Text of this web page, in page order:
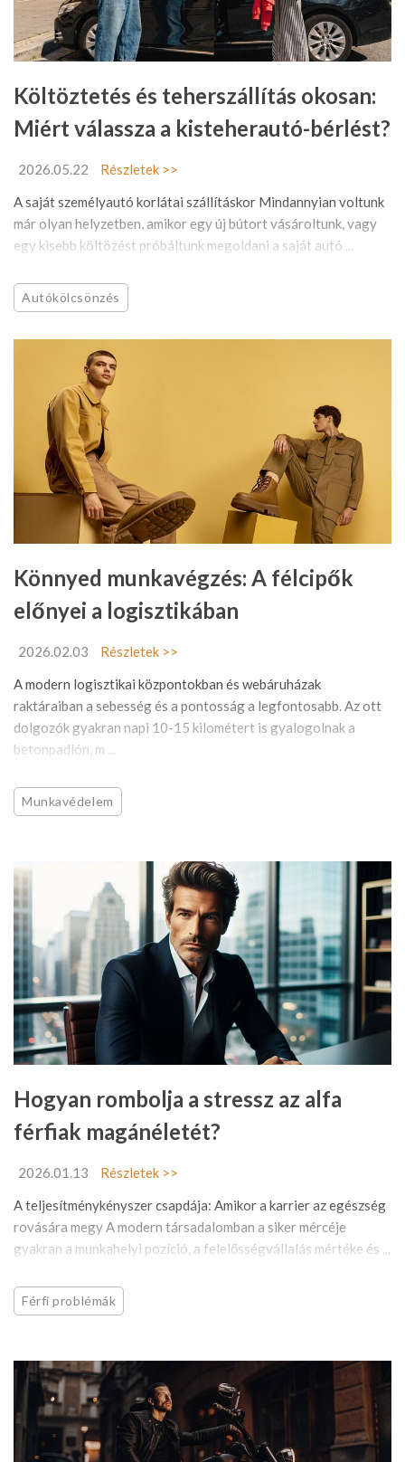
Költöztetés és teherszállítás okosan:
Miért válassza a kisteherautó-bérlést?
2026.05.22
Részletek >>
A saját személyautó korlátai szállításkor Mindannyian voltunk
már olyan helyzetben, amikor egy új bútort vásároltunk, vagy
egy kisebb költözést próbáltunk megoldani a saját autó ...
Autókölcsönzés
Könnyed munkavégzés: A félcipők
előnyei a logisztikában
2026.02.03
Részletek >>
A modern logisztikai központokban és webáruházak
raktáraiban a sebesség és a pontosság a legfontosabb. Az ott
dolgozók gyakran napi 10-15 kilométert is gyalogolnak a
betonpadlón, m ...
Munkavédelem
Hogyan rombolja a stressz az alfa
férfiak magánéletét?
2026.01.13
Részletek >>
A teljesítménykényszer csapdája: Amikor a karrier az egészség
rovására megy A modern társadalomban a siker mércéje
gyakran a munkahelyi pozíció, a felelősségvállalás mértéke és ...
Férfi problémák